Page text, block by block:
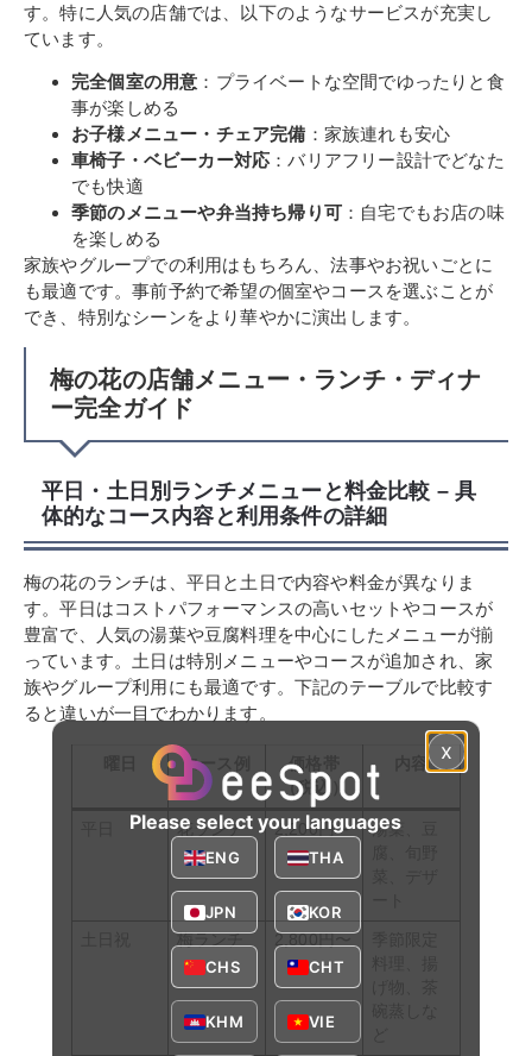
す。特に人気の店舗では、以下のようなサービスが充実し
ています。
完全個室の用意 ：プライベートな空間でゆったりと食
事が楽しめる
お子様メニュー・チェア完備 ：家族連れも安心
車椅子・ベビーカー対応 ：バリアフリー設計でどなた
でも快適
季節のメニューや弁当持ち帰り可 ：自宅でもお店の味
を楽しめる
家族やグループでの利用はもちろん、法事やお祝いごとに
も最適です。事前予約で希望の個室やコースを選ぶことが
でき、特別なシーンをより華やかに演出します。
梅の花の店舗メニュー・ランチ・ディナ
ー完全ガイド
平日・土日別ランチメニューと料金比較 – 具
体的なコース内容と利用条件の詳細
梅の花のランチは、平日と土日で内容や料金が異なりま
す。平日はコストパフォーマンスの高いセットやコースが
豊富で、人気の湯葉や豆腐料理を中心にしたメニューが揃
っています。土日は特別メニューやコースが追加され、家
族やグループ利用にも最適です。下記のテーブルで比較す
ると違いが一目でわかります。
コース例
価格帯
（税込）
内容
花ランチ 2,200円〜
湯葉、豆
x
Please select your languages
ENG THA
JPN KOR
CHS CHT
KHM VIE